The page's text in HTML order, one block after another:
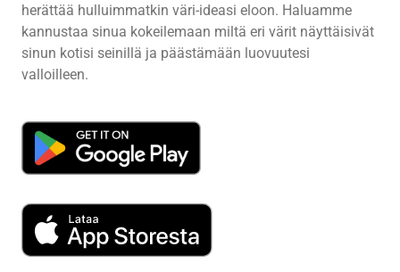
herättää hulluimmatkin väri-ideasi eloon. Haluamme
kannustaa sinua kokeilemaan miltä eri värit näyttäisivät
sinun kotisi seinillä ja päästämään luovuutesi
valloilleen.